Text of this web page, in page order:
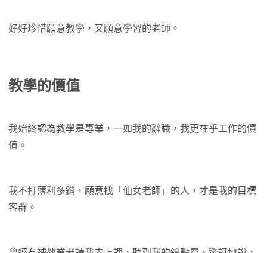
好好珍惜願意教學，又願意學習的老師。
教學的價值
我始終認為教學是專業，一如我的辭職，我更在乎工作的價
值。
我不打薄利多銷，願意找「仙女老師」的人，才是我的目標
客群。